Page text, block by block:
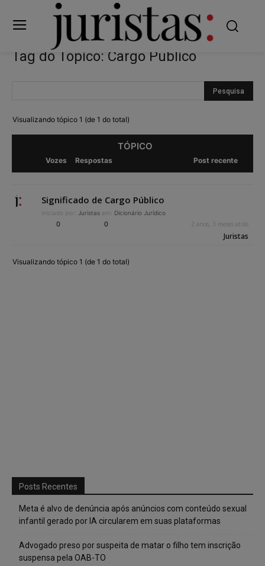
Tag do Tópico: Cargo Público
Visualizando tópico 1 (de 1 do total)
TÓPICO
Vozes Respostas Post recente
Significado de Cargo Público
Iniciado por: Juristas em: Dicionário Jurídico
0 0 2 anos, 3 meses atrás
Juristas
Visualizando tópico 1 (de 1 do total)
Posts Recentes
Meta é alvo de denúncia após anúncios com conteúdo sexual
infantil gerado por IA circularem em suas plataformas
Advogado preso por suspeita de matar o filho tem inscrição
suspensa pela OAB-TO